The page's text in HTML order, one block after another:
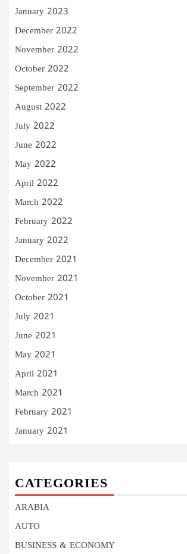
January 2023
December 2022
November 2022
October 2022
September 2022
August 2022
July 2022
June 2022
May 2022
April 2022
March 2022
February 2022
January 2022
December 2021
November 2021
October 2021
July 2021
June 2021
May 2021
April 2021
March 2021
February 2021
January 2021
CATEGORIES
ARABIA
AUTO
BUSINESS & ECONOMY